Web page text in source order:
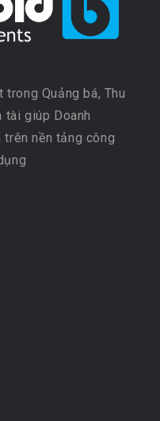
Quảng bá, Thu
tài giúp Doanh
nền tảng công